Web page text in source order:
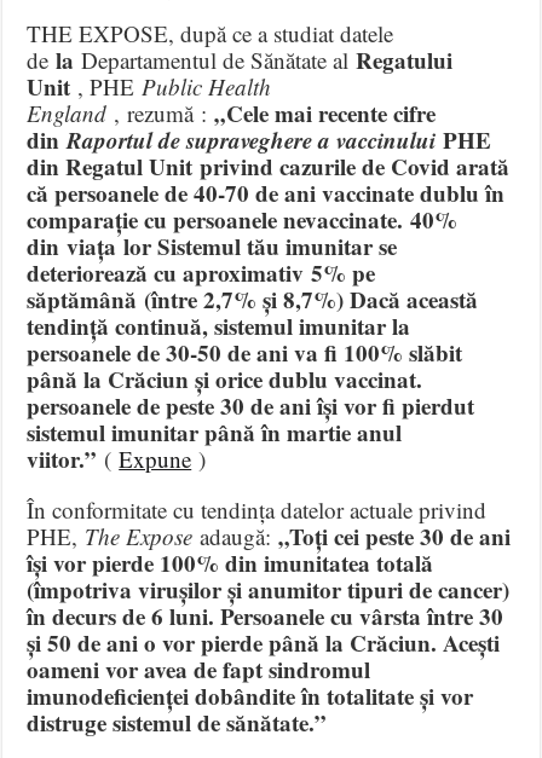
THE EXPOSE, după ce a studiat datele
dela Departamentul de Sănătate alRegatului
Unit , PHE Public Health
England , rezumă :„Cele mai recente cifre
dinRaportul de supraveghere a vaccinului PHE
din Regatul Unit privind cazurile de Covid arată
că persoanele de 40-70 de ani vaccinate dublu în
comparație cu persoanele nevaccinate. 40%
din viața lor Sistemul tău imunitar se
deteriorează cu aproximativ 5% pe
săptămână (între 2,7% și 8,7%) Dacă această
tendință continuă, sistemul imunitar la
persoanele de 30-50 de ani va fi 100% slăbit
până la Crăciun și orice dublu vaccinat.
persoanele de peste 30 de ani își vor fi pierdut
sistemul imunitar până în martie anul
viitor.” (Expune )
În conformitate cu tendința datelor actuale privind
PHE, The Expose adaugă:„Toți cei peste 30 de ani
își vor pierde 100% din imunitatea totală
(împotriva virușilor și anumitor tipuri de cancer)
în decurs de 6 luni. Persoanele cu vârsta între 30
și 50 de ani o vor pierde până la Crăciun. Acești
oameni vor avea de fapt sindromul
imunodeficienței dobândite în totalitate și vor
distruge sistemul de sănătate.”